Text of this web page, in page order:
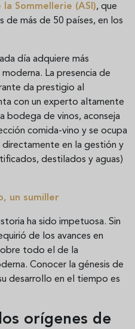
Sommellerie (ASI), que
de más de 50 países, en los
día adquiere más
La presencia de
da prestigio al
con un experto altamente
bodega de vinos, aconseja
comida-vino y se ocupa
directamente en la gestión y
destilados y aguas)
un sumiller
ha sido impetuosa. Sin
de los avances en
todo el de la
Conocer la génesis de
desarrollo en el tiempo es
orígenes de